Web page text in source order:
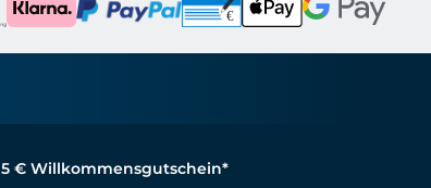
5 € Willkommensgutschein*